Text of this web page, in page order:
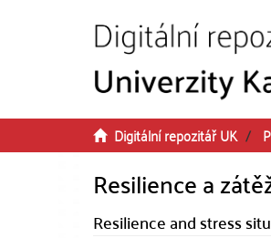
Digitální repozitář UK
Resilience a
Resilience and stress